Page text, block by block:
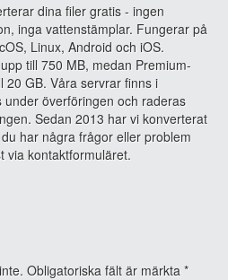
dina filer gratis - ingen
inga vattenstämplar. Fungerar på
Linux, Android och iOS.
till 750 MB, medan Premium-
20 GB. Våra servrar finns i
överföringen och raderas
Sedan 2013 har vi konverterat
har några frågor eller problem
via kontaktformuläret.
Obligatoriska fält är märkta *